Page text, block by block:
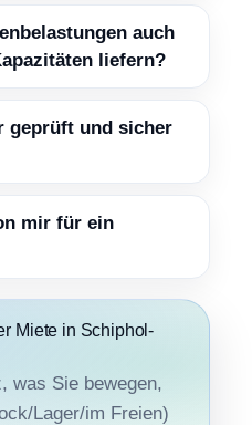
auch
liefern?
geprüft und sicher
mir für ein
Miete in Schiphol-
was Sie bewegen,
Lager/im Freien)